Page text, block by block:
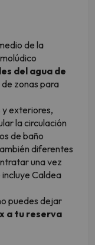
de la
del agua de
zonas para
y exteriores,
la circulación
de baño
diferentes
una vez
Caldea
puedes dejar
a tu reserva